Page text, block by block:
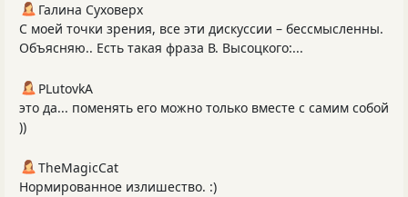
Галина Суховерх
С моей точки зрения, все эти дискуссии – бессмысленны.
Объясняю.. Есть такая фраза В. Высоцкого:...
PLutоvkА
это да... поменять его можно только вместе с самим собой
))
TheMagicCat
Нормированное излишество. :)